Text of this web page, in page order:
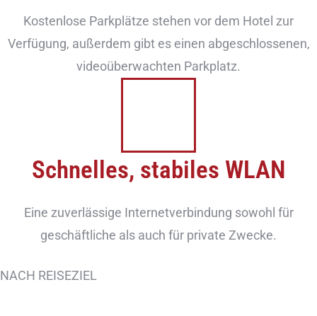
Kostenlose Parkplätze stehen vor dem Hotel zur
Verfügung, außerdem gibt es einen abgeschlossenen,
videoüberwachten Parkplatz.
Schnelles, stabiles WLAN
Eine zuverlässige Internetverbindung sowohl für
geschäftliche als auch für private Zwecke.
NACH REISEZIEL